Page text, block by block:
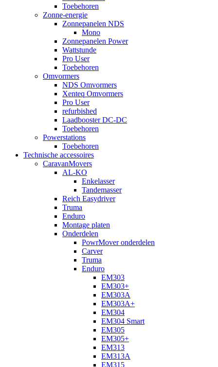
Toebehoren
Zonne-energie
Zonnepanelen NDS
Mono
Zonnepanelen Power
Wattstunde
Pro User
Toebehoren
Omvormers
NDS Omvormers
Xenteq Omvormers
Pro User
refurbished
Laadbooster DC-DC
Toebehoren
Powerstations
Toebehoren
Technische accessoires
CaravanMovers
AL-KO
Enkelasser
Tandemasser
Reich Easydriver
Truma
Enduro
Montage platen
Onderdelen
PowrMover onderdelen
Carver
Truma
Enduro
EM303
EM303+
EM303A
EM303A+
EM304
EM304 Smart
EM305
EM305+
EM313
EM313A
EM315